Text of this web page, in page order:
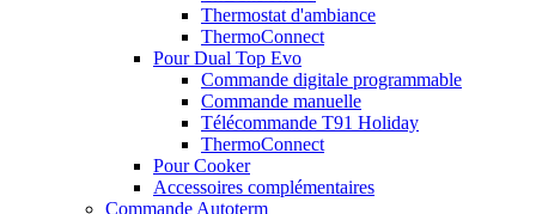
Thermostat d'ambiance
ThermoConnect
Pour Dual Top Evo
Commande digitale programmable
Commande manuelle
Télécommande T91 Holiday
ThermoConnect
Pour Cooker
Accessoires complémentaires
Commande Autoterm